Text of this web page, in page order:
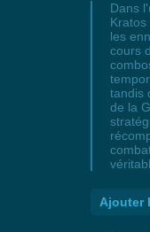
Dans
les
cours
tandis
de la
Ajouter